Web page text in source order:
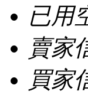
已用
賣家
買家